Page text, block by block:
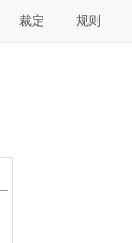
裁定 规则